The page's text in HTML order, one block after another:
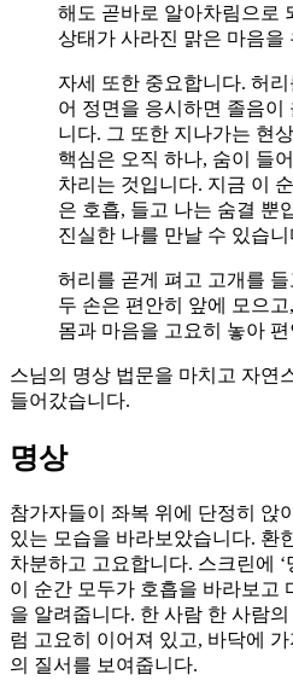
해도 곧바로 알아차림으로
상태가 사라진 맑은 마음을
자세 또한 중요합니다. 허
어 정면을 응시하면 졸음이
니다. 그 또한 지나가는 현
핵심은 오직 하나, 숨이 들
차리는 것입니다. 지금 이
은 호흡, 들고 나는 숨결 뿐
진실한 나를 만날 수 있습니
허리를 곧게 펴고 고개를
두 손은 편안히 앞에 모으
몸과 마음을 고요히 놓아
스님의 명상 법문을 마치고 자연
들어갔습니다.
명상
참가자들이 좌복 위에 단정히 앉
있는 모습을 바라보았습니다. 환
차분하고 고요합니다. 스크린에
이 순간 모두가 호흡을 바라보고
을 알려줍니다. 한 사람 한 사람
럼 고요히 이어져 있고, 바닥에
의 질서를 보여줍니다.